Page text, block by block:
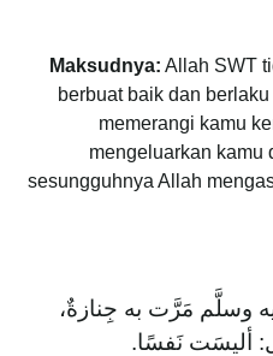
Maksudnya: Allah SWT
berbuat baik dan
memerangi kamu
mengeluarkan kamu
sesungguhnya Allah
وسلَّم مَرَّت به جِنازةٌ،
أليسَت نَفسًا.